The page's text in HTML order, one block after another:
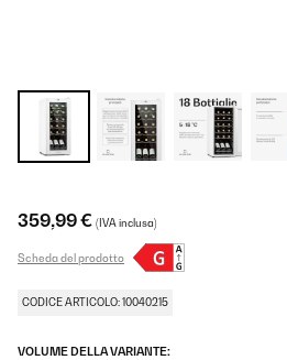
359,99 € (IVA inclusa)
Scheda del prodotto
CODICE ARTICOLO: 10040215
VOLUME DELLA VARIANTE: